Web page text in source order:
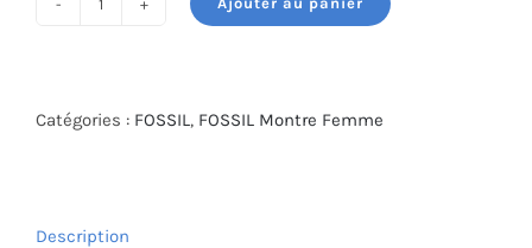
FOSSIL
Catégories : FOSSIL, FOSSIL Montre Femme
Description